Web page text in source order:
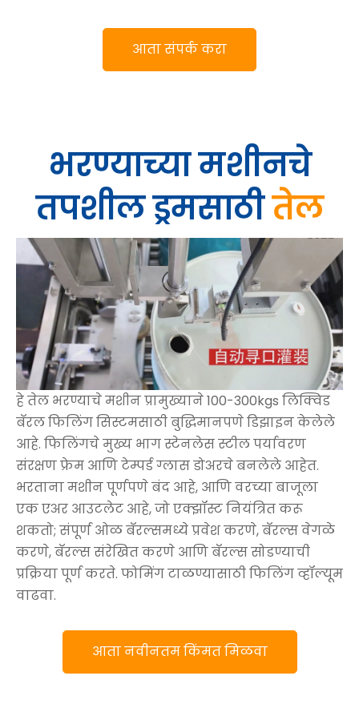
आता संपर्क करा
भरण्याच्या मशीनचे
तपशीलड्रमसाठीतेल
हे तेल भरण्याचे मशीन प्रामुख्याने 100-300kgs लिक्विड
बॅरल फिलिंग सिस्टमसाठी बुद्धिमानपणे डिझाइन केलेले
आहे. फिलिंगचे मुख्य भाग स्टेनलेस स्टील पर्यावरण
संरक्षण फ्रेम आणि टेम्पर्ड ग्लास डोअरचे बनलेले आहेत.
भरताना मशीन पूर्णपणे बंद आहे, आणि वरच्या बाजूला
एक एअर आउटलेट आहे, जो एक्झॉस्ट नियंत्रित करू
शकतो; संपूर्ण ओळ बॅरल्समध्ये प्रवेश करणे, बॅरल्स वेगळे
करणे, बॅरल्स संरेखित करणे आणि बॅरल्स सोडण्याची
प्रक्रिया पूर्ण करते. फोमिंग टाळण्यासाठी फिलिंग व्हॉल्यूम
वाढवा.
आता नवीनतम किंमत मिळवा